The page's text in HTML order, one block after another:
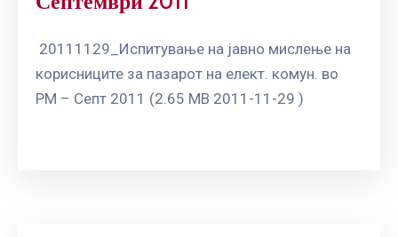
20111129_Испитување на јавно мислење на
корисниците за пазарот на елект. комун. во
РМ – Септ 2011 (2.65 MB 2011-11-29 )